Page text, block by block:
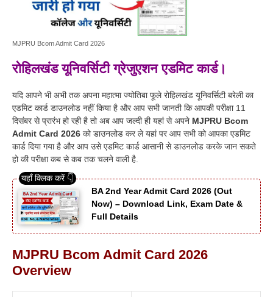
MJPRU Bcom Admit Card 2026
रोहिलखंड यूनिवर्सिटी ग्रेजुएशन एडमिट कार्ड।
यदि आपने भी अभी तक अपना महात्मा ज्योतिबा फूले रोहिलखंड यूनिवर्सिटी बरेली का
एडमिट कार्ड डाउनलोड नहीं किया है और आप सभी जानती कि आपकी परीक्षा 11
दिसंबर से प्रारंभ हो रही है तो अब आप जल्दी ही यहां से अपने MJPRU Bcom
Admit Card 2026 को डाउनलोड कर ले यहां पर आप सभी को आपका एडमिट
कार्ड दिया गया है और आप उसे एडमिट कार्ड आसानी से डाउनलोड करके जान सकते
हो की परीक्षा कब से कब तक चलने वाली है.
BA 2nd Year Admit Card 2026 (Out
Now) – Download Link, Exam Date &
Full Details
MJPRU Bcom Admit Card 2026
Overview